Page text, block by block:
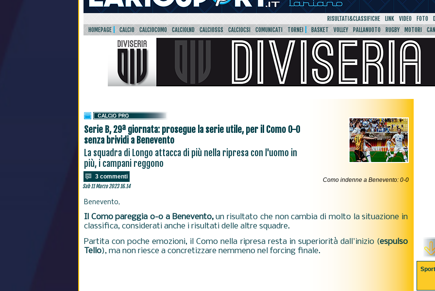
RISULTATI&CLASSIFICHE LINK VIDEO FOTO
HOMEPAGE
CALCIO CALCIOCOMO CALCIOLND CALCIOSGS CALCIOCSI COMUNICATI TORNEI BASKET VOLLEY PALLANUOTO RUGBY MOTORI
Serie B, 29ª giornata: prosegue la serie utile, per il Como 0-0
senza brividi a Benevento
La squadra di Longo attacca di più nella ripresa con l'uomo in
più, i campani reggono
3 commenti
Sab 11 Marzo 2023 16.14
Como indenne a Benevento: 0-0
Benevento,
Il Como pareggia 0-0 a Benevento,un risultato che non cambia di molto la situazione in
classifica, considerati anche i risultati delle altre squadre.
Partita con poche emozioni, il Como nella ripresa resta in superiorità dall'inizio (espulso
Tello), ma non riesce a concretizzare nemmeno nel forcing finale.
Sport